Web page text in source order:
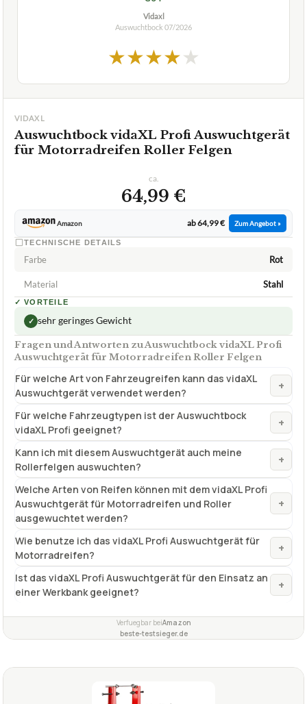
Vidaxl
Auswuchtbock 07/2026
★★★★★
VIDAXL
Auswuchtbock vidaXL Profi Auswuchtgerät
für Motorradreifen Roller Felgen
ca.
64,99 €
Amazon ab 64,99 € Zum Angebot »
TECHNISCHE DETAILS
Farbe Rot
Material Stahl
✓ VORTEILE
✓ sehr geringes Gewicht
Fragen und Antworten zu Auswuchtbock vidaXL Profi
Auswuchtgerät für Motorradreifen Roller Felgen
Für welche Art von Fahrzeugreifen kann das vidaXL
Auswuchtgerät verwendet werden?
+
Für welche Fahrzeugtypen ist der Auswuchtbock
vidaXL Profi geeignet?
+
Kann ich mit diesem Auswuchtgerät auch meine
Rollerfelgen auswuchten?
+
Welche Arten von Reifen können mit dem vidaXL Profi
Auswuchtgerät für Motorradreifen und Roller
ausgewuchtet werden?
+
Wie benutze ich das vidaXL Profi Auswuchtgerät für
Motorradreifen?
+
Ist das vidaXL Profi Auswuchtgerät für den Einsatz an
einer Werkbank geeignet?
+
Verfuegbar beiAmazon
beste-testsieger.de